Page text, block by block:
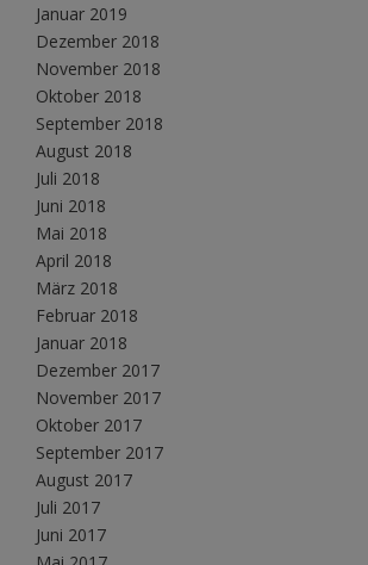
Januar 2019
Dezember 2018
November 2018
Oktober 2018
September 2018
August 2018
Juli 2018
Juni 2018
Mai 2018
April 2018
März 2018
Februar 2018
Januar 2018
Dezember 2017
November 2017
Oktober 2017
September 2017
August 2017
Juli 2017
Juni 2017